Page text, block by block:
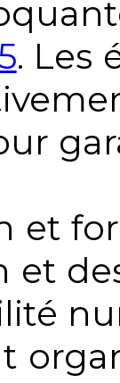
. Les
et
et